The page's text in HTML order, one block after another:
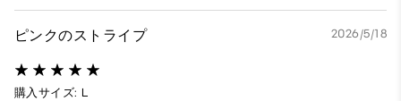
ピンクのストライプ 2026/5/18
購入サイズ: L